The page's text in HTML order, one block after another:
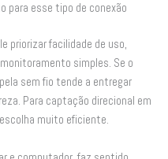
para esse tipo de conexão
priorizar facilidade de uso,
simples. Se o
sem fio tende a entregar
Para captação direcional em
muito eficiente.